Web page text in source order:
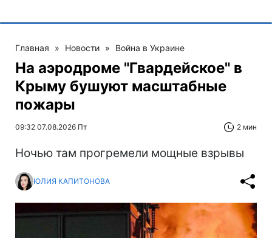
Главная » Новости » Война в Украине
На аэродроме "Гвардейское" в
Крыму бушуют масштабные
пожары
09:32 07.08.2026 Пт 2 мин
Ночью там прогремели мощные взрывы
ЮЛИЯ КАПИТОНОВА